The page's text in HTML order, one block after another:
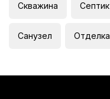
Скважина Септик
Санузел Отделка